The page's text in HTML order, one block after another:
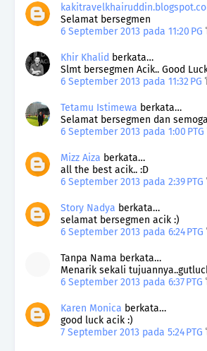
Selamat bersegmen
6 September 2013 pada 11:20 PG
Khir Khalid berkata…
Slmt bersegmen Acik.. Good
6 September 2013 pada 11:32 PG
Tetamu Istimewa berkata…
Selamat bersegmen dan
6 September 2013 pada 1:00 PTG
Mizz Aiza berkata…
all the best acik.. :D
6 September 2013 pada 2:39 PTG
Story Nadya berkata…
selamat bersegmen acik :)
6 September 2013 pada 6:24 PTG
Tanpa Nama berkata…
Menarik sekali
6 September 2013 pada 6:37 PTG
Karen Monica berkata…
good luck acik :)
7 September 2013 pada 5:24 PTG